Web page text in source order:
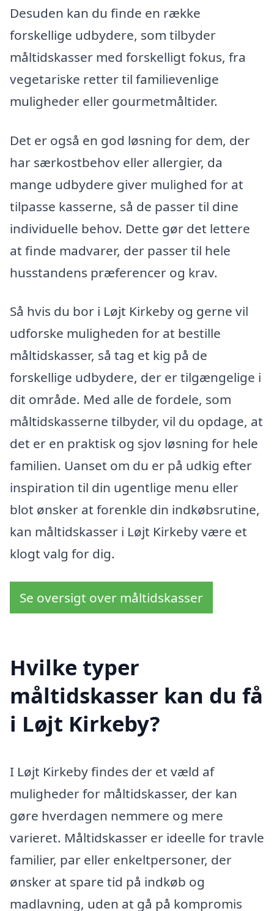
Desuden kan du finde en række
forskellige udbydere, som tilbyder
måltidskasser med forskelligt fokus, fra
vegetariske retter til familievenlige
muligheder eller gourmetmåltider.
Det er også en god løsning for dem, der
har særkostbehov eller allergier, da
mange udbydere giver mulighed for at
tilpasse kasserne, så de passer til dine
individuelle behov. Dette gør det lettere
at finde madvarer, der passer til hele
husstandens præferencer og krav.
Så hvis du bor i Løjt Kirkeby og gerne vil
udforske muligheden for at bestille
måltidskasser, så tag et kig på de
forskellige udbydere, der er tilgængelige i
dit område. Med alle de fordele, som
måltidskasserne tilbyder, vil du opdage, at
det er en praktisk og sjov løsning for hele
familien. Uanset om du er på udkig efter
inspiration til din ugentlige menu eller
blot ønsker at forenkle din indkøbsrutine,
kan måltidskasser i Løjt Kirkeby være et
klogt valg for dig.
Se oversigt over måltidskasser
Hvilke typer
måltidskasser kan du få
i Løjt Kirkeby?
I Løjt Kirkeby findes der et væld af
muligheder for måltidskasser, der kan
gøre hverdagen nemmere og mere
varieret. Måltidskasser er ideelle for travle
familier, par eller enkeltpersoner, der
ønsker at spare tid på indkøb og
madlavning, uden at gå på kompromis